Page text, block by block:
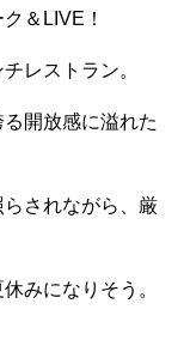
＆LIVE！
レストラン。
開放感に溢れた
されながら、厳
みになりそう。